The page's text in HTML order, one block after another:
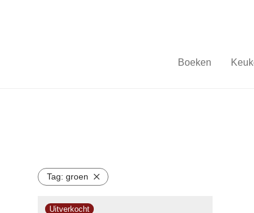
Boeken
Tag: groen